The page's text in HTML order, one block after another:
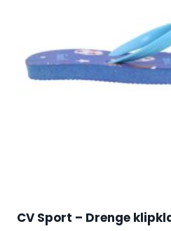
CV Sport – Drenge